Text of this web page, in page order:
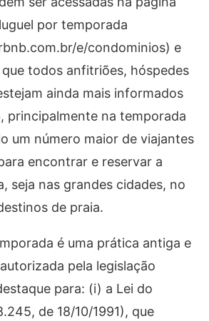
por temporada
e/condominios) e
todos anfitriões, hóspedes
ainda mais informados
principalmente na temporada
um número maior de viajantes
encontrar e reservar a
seja nas grandes cidades, no
de praia.
é uma prática antiga e
pela legislação
para: (i) a Lei do
de 18/10/1991), que